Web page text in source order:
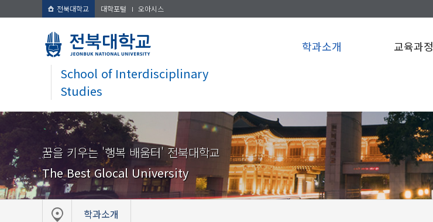
전북대학교 대학포털 오아시스
School of Interdisciplinary
Studies
학과소개 교육과정
꿈을 키우는 '행복 배움터' 전북대학교
The Best Glocal University
학과소개